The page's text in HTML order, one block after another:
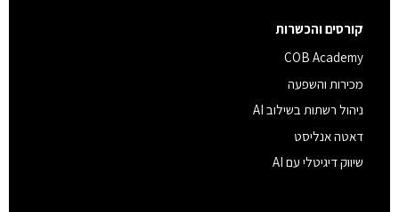
קורסים והכשרות
COB Academy
מכירות והשפעה
ניהול רשתות בשילוב AI
דאטה אנליסט
שיווק דיגיטלי עם AI